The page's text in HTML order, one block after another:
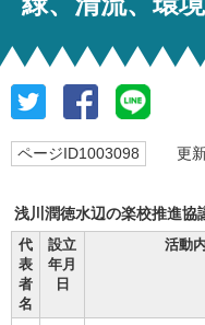
ページID1003098 更新
浅川潤徳水辺の楽校推進協
代
表
者
名
設立
年月
日
活動